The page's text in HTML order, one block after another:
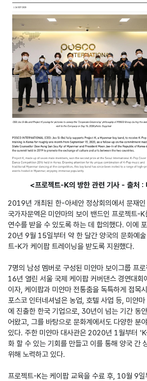
<프로젝트-K의 방한 관련 기사 - 출처 :
2019년 개최된 한-아세안 정상회의에서 문재인
국가자문역은 미얀마의 보이 밴드인 프로젝트-
연수를 받을 수 있도록 하는 데 합의했다. 이에
20년 9월 15일부터 약 한 달간 양국의 문화예
트-K가 케이팝 트레이닝을 받도록 지원했다.
7명의 남성 멤버로 구성된 미얀마 보이그룹 프
16년 열린 서울 국제 케이팝 커버댄스 경연대회
이자, 케이팝과 미얀마 전통춤을 독특하게 접목
포스코 인터네셔널은 농업, 호텔 사업 등, 미얀
에 진출한 한국 기업으로, 30년이 넘는 기간 동
어왔고, 그를 바탕으로 문화계에서도 다양한 분
있다. 주한 미얀마 대사관은 2020년 1월부터
화 할 수 있는 기회를 만들고 이를 통해 양국 간
위해 노력하고 있다.
프로젝트-K는 케이팝 교육을 수료 후, 10월 9